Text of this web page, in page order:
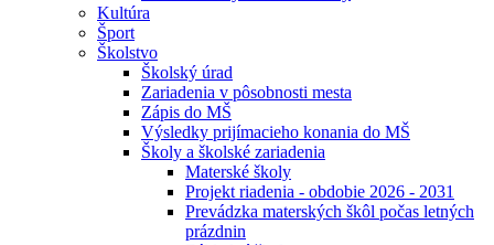
Kultúra
Šport
Školstvo
Školský úrad
Zariadenia v pôsobnosti mesta
Zápis do MŠ
Výsledky prijímacieho konania do MŠ
Školy a školské zariadenia
Materské školy
Projekt riadenia - obdobie 2026 - 2031
Prevádzka materských škôl počas letných
prázdnin